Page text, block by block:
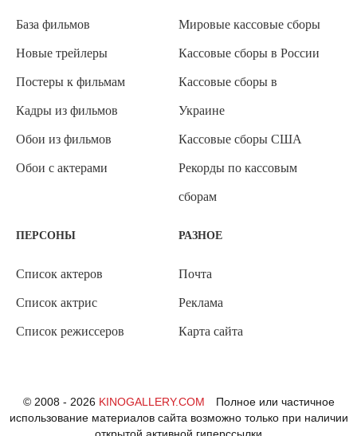
База фильмов
Новые трейлеры
Постеры к фильмам
Кадры из фильмов
Обои из фильмов
Обои с актерами
Мировые кассовые сборы
Кассовые сборы в России
Кассовые сборы в
Украине
Кассовые сборы США
Рекорды по кассовым
сборам
ПЕРСОНЫ
Список актеров
Список актрис
Список режиссеров
РАЗНОЕ
Почта
Реклама
Карта сайта
© 2008 - 2026 KINOGALLERY.COM
Полное или частичное
использование материалов сайта возможно только при наличии